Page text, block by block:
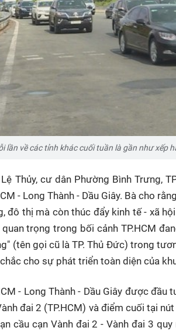
lần về các tỉnh khác cuối tuần là gần như xếp
Thủy, cư dân Phường Bình Trưng,
- Long Thành - Dầu Giây. Bà cho
đô thị mà còn thúc đẩy kinh tế - xã
trọng trong bối cảnh TP.HCM
(tên gọi cũ là TP. Thủ Đức) trong
cho sự phát triển toàn diện của
- Long Thành - Dầu Giây được
đai 2 (TP.HCM) và điểm cuối tại
cầu cạn Vành đai 2 - Vành đai 3